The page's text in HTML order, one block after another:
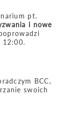
pt.
i nowe
12:00.
BCC,
swoich